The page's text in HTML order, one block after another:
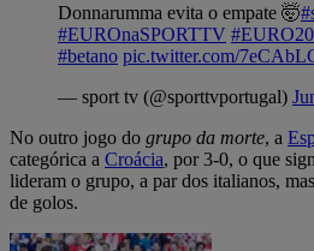
Donnarumma evita o empate 🤯
#EUROnaSPORTTV
#betano pic.twitter.com/
— sport tv (@sporttvportugal)
No outro jogo do grupo da morte, a
categórica a Croácia, por 3-0, o que
lideram o grupo, a par dos italianos,
de golos.